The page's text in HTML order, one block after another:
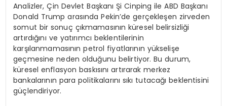
Analizler, Çin Devlet Başkanı Şi Cinping ile ABD Başkanı
Donald Trump arasında Pekin’de gerçekleşen zirveden
somut bir sonuç çıkmamasının küresel belirsizliği
artırdığını ve yatırımcı beklentilerinin
karşılanmamasının petrol fiyatlarının yükselişe
geçmesine neden olduğunu belirtiyor. Bu durum,
küresel enflasyon baskısını artırarak merkez
bankalarının para politikalarını sıkı tutacağı beklentisini
güçlendiriyor.